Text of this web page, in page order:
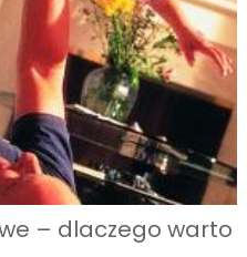
– dlaczego warto